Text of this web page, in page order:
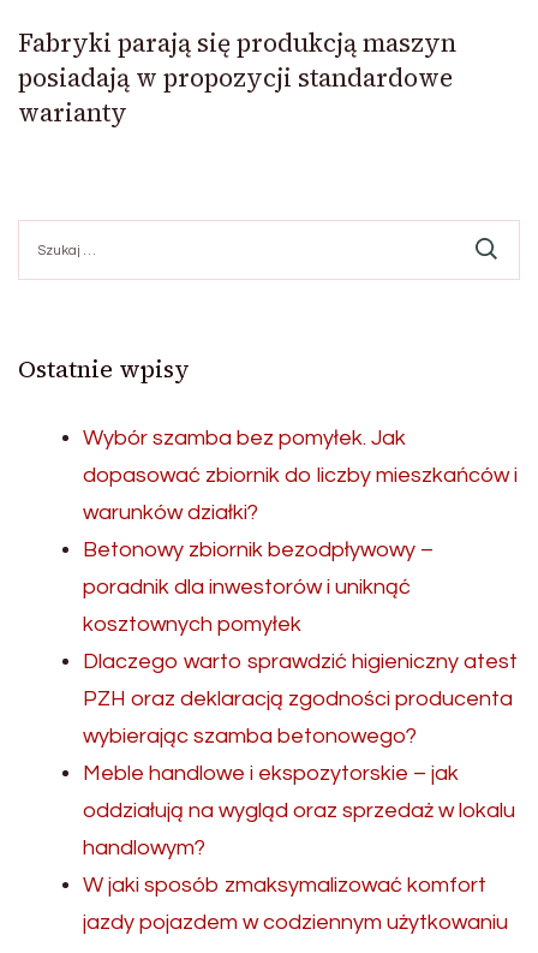
Fabryki parają się produkcją maszyn
posiadają w propozycji standardowe
warianty
Ostatnie wpisy
Wybór szamba bez pomyłek. Jak
dopasować zbiornik do liczby mieszkańców i
warunków działki?
Betonowy zbiornik bezodpływowy –
poradnik dla inwestorów i uniknąć
kosztownych pomyłek
Dlaczego warto sprawdzić higieniczny atest
PZH oraz deklaracją zgodności producenta
wybierając szamba betonowego?
Meble handlowe i ekspozytorskie – jak
oddziałują na wygląd oraz sprzedaż w lokalu
handlowym?
W jaki sposób zmaksymalizować komfort
jazdy pojazdem w codziennym użytkowaniu